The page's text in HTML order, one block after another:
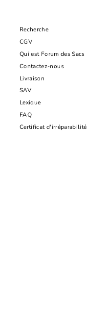
Recherche
CGV
Qui est Forum des Sacs
Contactez-nous
Livraison
SAV
Lexique
FAQ
Certificat d'irréparabilité